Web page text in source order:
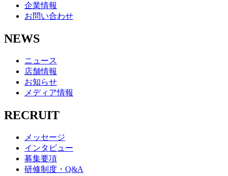
企業情報
お問い合わせ
NEWS
ニュース
店舗情報
お知らせ
メディア情報
RECRUIT
メッセージ
インタビュー
募集要項
研修制度・Q&A